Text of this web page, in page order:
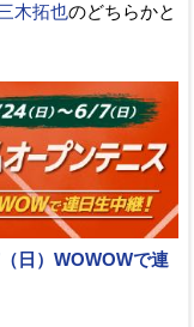
木拓也のどちらかと
日）WOWOWで連